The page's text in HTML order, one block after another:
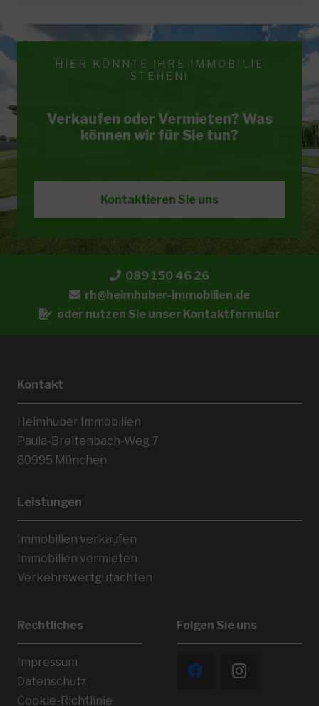
HIER KÖNNTE IHRE IMMOBILIE
STEHEN!
Verkaufen oder Vermieten? Was
können wir für Sie tun?
Kontaktieren Sie uns
089 150 46 26
rh@heimhuber-immobilien.de
oder nutzen Sie unser Kontaktformular
Kontakt
Heimhuber Immobilien
Paula-Breitenbach-Weg 7
80995 München
Leistungen
Immobilien verkaufen
Immobilien vermieten
Verkehrswertgutachten
Rechtliches
Impressum
Datenschutz
Cookie-Richtlinie
Folgen Sie uns